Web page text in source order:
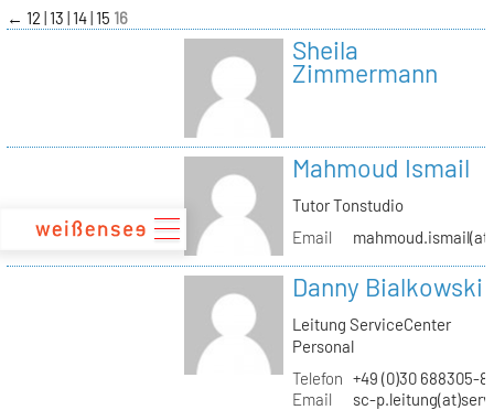
zum
Inhalt
← 12 13 14 15 16
Sheila
Zimmermann
Mahmoud Ismail
Tutor Tonstudio
Email
Danny Bialkowski
Leitung ServiceCenter
Personal
Telefon +49 (0)30 688305-
Email
sc-